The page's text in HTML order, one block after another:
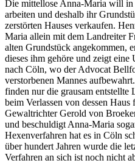
Die mittellose Anna-Maria will
arbeiten und deshalb ihr
zerstörten Hauses verkaufen.
Maria allein mit dem Landreiter
alten Grundstück angekommen,
dieses ihm gehöre und zeigt
nach Cöln, wo der Advocat
verstorbenen Mannes
finden nur die grausam
beim Verlassen von dessen
Gewaltrichter Gerold von
und beschuldigt Anna-Maria
Hexenverfahren hat es in Cöln
über hundert Jahren wurde die
Verfahren an sich ist noch nicht